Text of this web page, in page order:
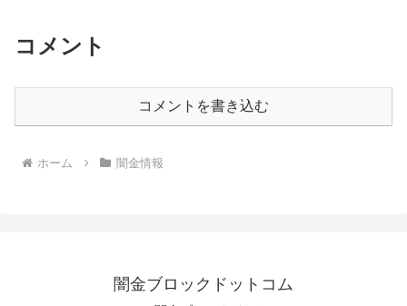
コメント
コメントを書き込む
ホーム 闇金情報
闇金ブロックドットコム